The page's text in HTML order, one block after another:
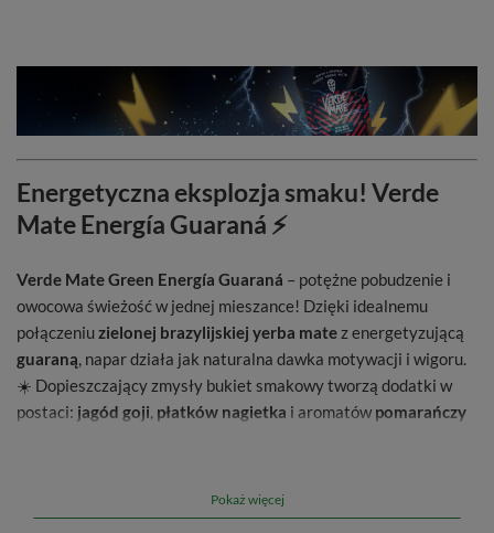
Energetyczna eksplozja smaku! Verde
Mate Energía Guaraná ⚡
Verde Mate Green Energía Guaraná – potężne pobudzenie i
owocowa świeżość w jednej mieszance! Dzięki idealnemu
połączeniuzielonej brazylijskiej yerba matez energetyzującą
guaraną, napar działa jak naturalna dawka motywacji i wigoru.
☀️ Dopieszczający zmysły bukiet smakowy tworzą dodatki w
postaci: jagód goji, płatków nagietka i aromatówpomarańczy
Pokaż więcej